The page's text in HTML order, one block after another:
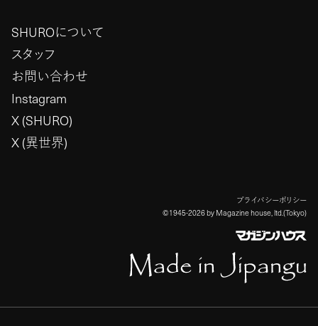
SHUROについて
スタッフ
お問い合わせ
Instagram
X (SHURO)
X (異世界)
プライバシーポリシー
©1945-2026 by Magazine house, ltd.(Tokyo)